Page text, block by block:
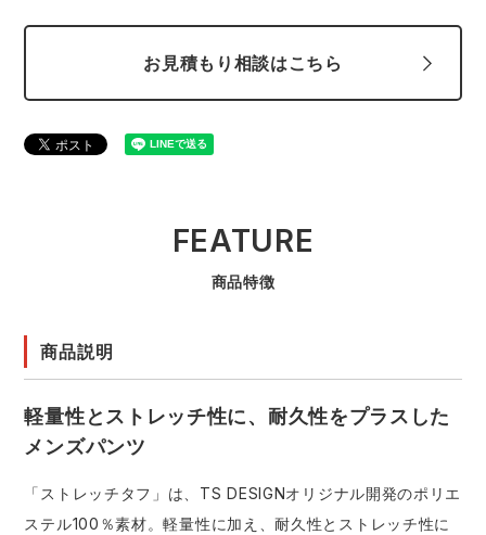
お見積もり相談はこちら
FEATURE
商品特徴
商品説明
軽量性とストレッチ性に、耐久性をプラスした
メンズパンツ
「ストレッチタフ」は、TS DESIGNオリジナル開発のポリエ
ステル100％素材。軽量性に加え、耐久性とストレッチ性に